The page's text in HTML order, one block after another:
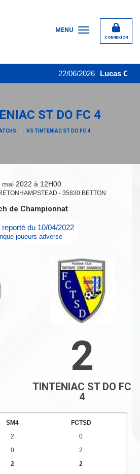
CONNEXION
MENU
22/06/2026 Lucas
ST DO FC 4
VS TINTENIAC ST DO FC 4
mai 2022 à 12H00
- 35830 BETTON
de Championnat
du 10/04/2022
joueurs adverse
2
TINTENIAC ST DO FC
4
SM4
FCTSD
2
0
0
2
2 2